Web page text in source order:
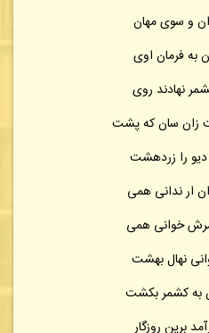
و سوی مهان
به فرمان اوی
نهادند روی
زان سان که پشت
را زردهشت
ار ندانی همی
خوانی همی
نهال بهشت
به کشمر بکشت
برین روزگار